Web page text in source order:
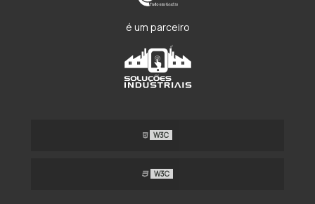
é um parceiro
W3C
W3C